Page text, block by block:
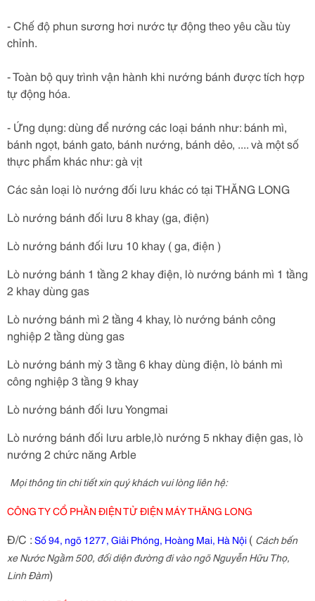
- Chế độ phun sương hơi nước tự động theo yêu cầu tùy
chỉnh.
- Toàn bộ quy trình vận hành khi nướng bánh được tích hợp
tự động hóa.
- Ứng dụng: dùng để nướng các loại bánh như: bánh mì,
bánh ngọt, bánh gato, bánh nướng, bánh dẻo, .... và một số
thực phẩm khác như: gà vịt
Các sản loại lò nướng đối lưu khác có tại THĂNG LONG
Lò nướng bánh đối lưu 8 khay (ga, điện)
Lò nướng bánh đối lưu 10 khay ( ga, điện )
Lò nướng bánh 1 tầng 2 khay điện, lò nướng bánh mì 1 tầng
2 khay dùng gas
Lò nướng bánh mì 2 tầng 4 khay, lò nướng bánh công
nghiệp 2 tầng dùng gas
Lò nướng bánh mỳ 3 tầng 6 khay dùng điện, lò bánh mì
công nghiệp 3 tầng 9 khay
Lò nướng bánh đối lưu Yongmai
Lò nướng bánh đối lưu arble,lò nướng 5 nkhay điện gas, lò
nướng 2 chức năng Arble
Mọi thông tin chi tiết xin quý khách vui lòng liên hệ:
CÔNG TY CỔ PHẦN ĐIỆN TỬ ĐIỆN MÁY THĂNG LONG
Đ/C : Số 94, ngõ 1277, Giải Phóng, Hoàng Mai, Hà Nội ( Cách bến
xe Nước Ngầm 500, đối diện đường đi vào ngõ Nguyễn Hữu Thọ,
Linh Đàm)